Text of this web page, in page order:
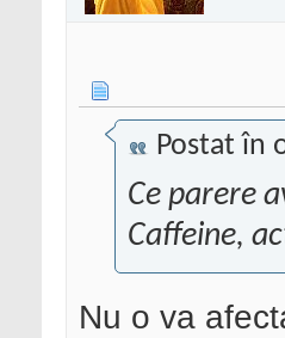
Postat în
Ce parere
Caffeine,
Nu o va